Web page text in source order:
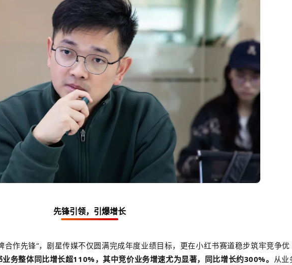
先锋引领，引爆增长
合作先锋”，剧星传媒不仅圆满完成年度业绩目标，更在小红书赛道稳步筑牢竞争优
务整体同比增长超110%，其中竞价业务增速尤为显著，同比增长约300%。 从业